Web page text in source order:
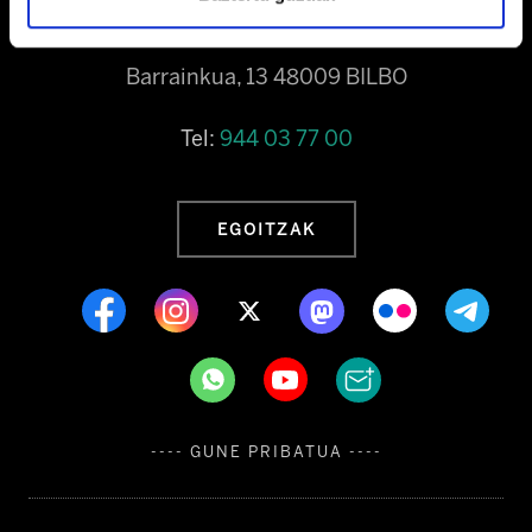
Barrainkua, 13 48009 BILBO
Tel: 944 03 77 00
EGOITZAK
---- GUNE PRIBATUA ----